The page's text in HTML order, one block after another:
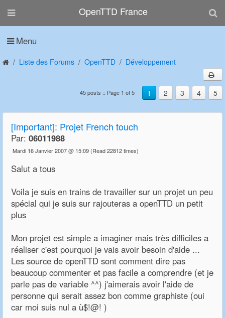
OpenTTD France
Menu
Liste des Forums OpenTTD Développement
1 2 3 4 5
45 posts :: Page 1 of 5
[Important]: Projet French touch
Par: 06011988
Mardi 16 Janvier 2007 @ 15:09 (Read 22812 times)
Salut a tous
Voila je suis en trains de travailler sur un projet un peu
spécial qui je suis sur rajouteras a openTTD un petit
plus
Mon projet est simple a imaginer mais très difficiles a
réaliser c'est pourquoi je vais avoir besoin d'aide ...
Les source de openTTD sont comment dire pas
beaucoup commenter et pas facile a comprendre (et je
parle pas de variable ^^) j'aimerais avoir l'aide de
personne qui serait assez bon comme graphiste (oui
car moi suis nul a ù$!@! )